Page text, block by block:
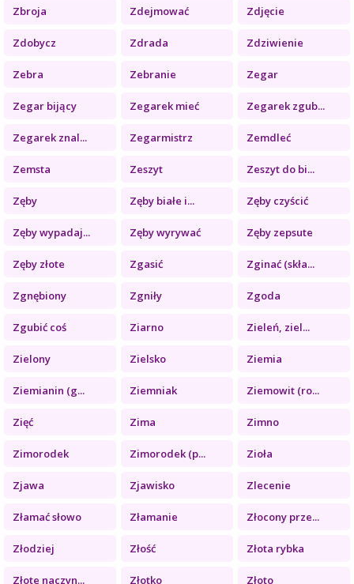
Zbroja Zdejmować Zdjęcie
Zdobycz Zdrada Zdziwienie
Zebra Zebranie Zegar
Zegar bijący Zegarek mieć Zegarek zgub...
Zegarek znal... Zegarmistrz Zemdleć
Zemsta Zeszyt Zeszyt do bi...
Zęby Zęby białe i... Zęby czyścić
Zęby wypadaj... Zęby wyrywać Zęby zepsute
Zęby złote Zgasić Zginać (skła...
Zgnębiony Zgniły Zgoda
Zgubić coś Ziarno Zieleń, ziel...
Zielony Zielsko Ziemia
Ziemianin (g... Ziemniak Ziemowit (ro...
Zięć Zima Zimno
Zimorodek Zimorodek (p... Zioła
Zjawa Zjawisko Zlecenie
Złamać słowo Złamanie Złocony prze...
Złodziej Złość Złota rybka
Złote naczyn... Złotko Złoto